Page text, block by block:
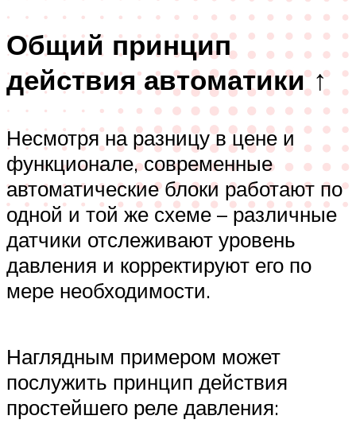
Общий принцип
действия автоматики ↑
Несмотря на разницу в цене и
функционале, современные
автоматические блоки работают по
одной и той же схеме – различные
датчики отслеживают уровень
давления и корректируют его по
мере необходимости.
Наглядным примером может
послужить принцип действия
простейшего реле давления: